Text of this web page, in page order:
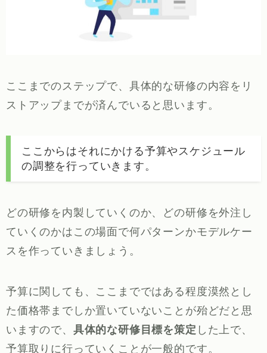
ここまでのステップで、具体的な研修の内容をリ
ストアップまでが済んでいると思います。
ここからはそれにかける予算やスケジュール
の調整を行っていきます。
どの研修を内製していくのか、どの研修を外注し
ていくのかはこの場面で何パターンかモデルケー
スを作っていきましょう。
予算に関しても、ここまでではある程度漠然とし
た価格帯までしか置いていないことが殆どだと思
いますので、 具体的な研修目標を策定 した上で、
予算取りに行っていくことが一般的です。